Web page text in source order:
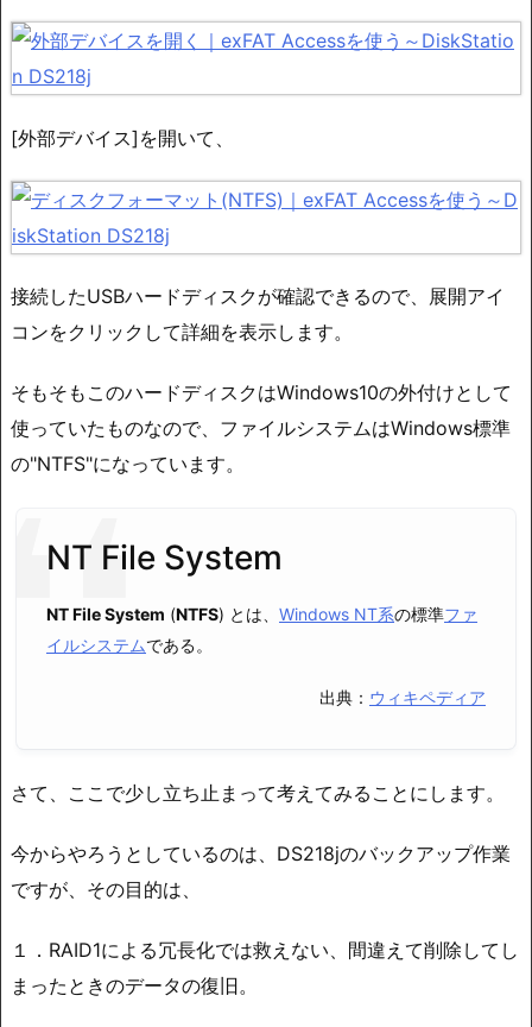
[外部デバイス]を開いて、
接続したUSBハードディスクが確認できるので、展開アイ
コンをクリックして詳細を表示します。
そもそもこのハードディスクはWindows10の外付けとして
使っていたものなので、ファイルシステムはWindows標準
の"NTFS"になっています。
NT File System
NT File System (NTFS) とは、 Windows NT系の標準ファ
イルシステムである。
出典： ウィキペディア
さて、ここで少し立ち止まって考えてみることにします。
今からやろうとしているのは、DS218jのバックアップ作業
ですが、その目的は、
１．RAID1による冗長化では救えない、間違えて削除してし
まったときのデータの復旧。